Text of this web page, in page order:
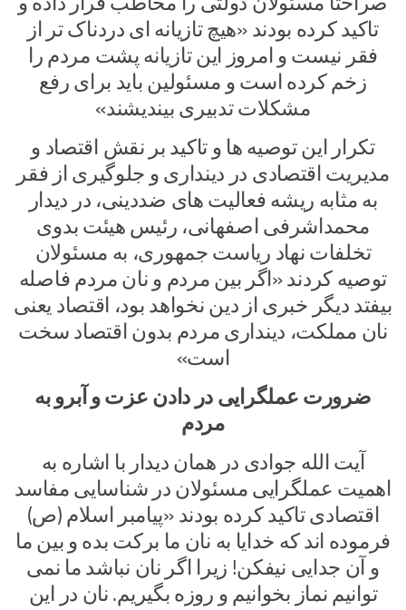
تاکید کرده بودند «هیچ تازیانه ای دردناک تر از
فقر نیست و امروز این تازیانه پشت مردم را
زخم کرده است و مسئولین باید برای رفع
مشکلات تدبیری بیندیشند»
تکرار این توصیه ها و تاکید بر نقش اقتصاد و
مدیریت اقتصادی در دینداری و جلوگیری از فقر
به مثابه ریشه فعالیت های ضددینی، در دیدار
محمداشرفی اصفهانی، رئیس هیئت بدوی
تخلفات نهاد ریاست جمهوری، به مسئولان
توصیه کردند «اگر بین مردم و نان مردم فاصله
بیفتد دیگر خبری از دین نخواهد بود، اقتصاد یعنی
نان مملکت، دینداری مردم بدون اقتصاد سخت
است»
ضرورت عملگرایی در دادن عزت و آبرو به
مردم
آیت الله جوادی در همان دیدار با اشاره به
اهمیت عملگرایی مسئولان در شناسایی مفاسد
اقتصادی تاکید کرده بودند «پیامبر اسلام (ص)
فرموده اند که خدایا به نان ما برکت بده و بین ما
و آن جدایی نیفکن! زیرا اگر نان نباشد ما نمی
توانیم نماز بخوانیم و روزه بگیریم. نان در این